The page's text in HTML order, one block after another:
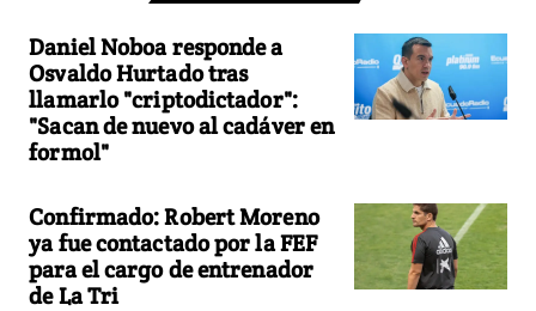
Daniel Noboa responde a
Osvaldo Hurtado tras
llamarlo "criptodictador":
"Sacan de nuevo al cadáver en
formol"
Confirmado: Robert Moreno
ya fue contactado por la FEF
para el cargo de entrenador
de La Tri